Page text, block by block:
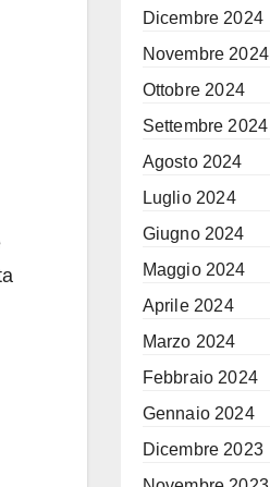
Dicembre 2024
Novembre 2024
Ottobre 2024
Settembre 2024
Agosto 2024
Luglio 2024
Giugno 2024
Maggio 2024
Aprile 2024
Marzo 2024
Febbraio 2024
Gennaio 2024
Dicembre 2023